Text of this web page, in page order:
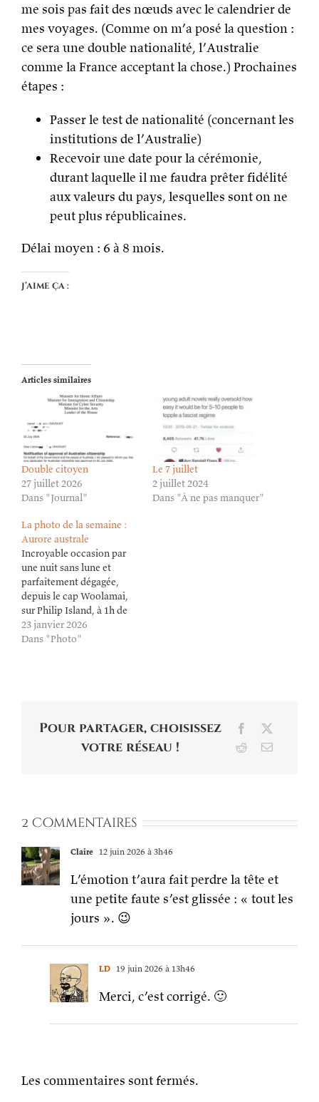
me sois pas fait des nœuds avec le calendrier de
mes voyages. (Comme on m’a posé la question :
ce sera une double nationalité, l’Australie
comme la France acceptant la chose.) Prochaines
étapes :
Passer le test de nationalité (concernant les
institutions de l’Australie)
Recevoir une date pour la cérémonie,
durant laquelle il me faudra prêter fidélité
aux valeurs du pays, lesquelles sont on ne
peut plus républicaines.
Délai moyen : 6 à 8 mois.
J’aime ça :
Articles similaires
Double citoyen
27 juillet 2026
Dans "Journal"
Le 7 juillet
2 juillet 2024
Dans "À ne pas manquer"
La photo de la semaine :
Aurore australe
Incroyable occasion par
une nuit sans lune et
parfaitement dégagée,
depuis le cap Woolamai,
sur Philip Island, à 1h de
Melbourne même. Quand
même, on en fait des trucs
23 janvier 2026
Dans "Photo"
Pour partager, choisissez
votre réseau !
Facebook
RedditEmail
2 Commentaires
Claire 12 juin 2026 à 3h46
L’émotion t’aura fait perdre la tête et
une petite faute s’est glissée : « tout les
jours ». 😉
LD 19 juin 2026 à 13h46
Merci, c’est corrigé. 🙂
Les commentaires sont fermés.